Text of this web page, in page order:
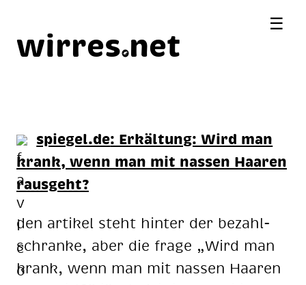
wirres net
spiegel.de: Erkältung: Wird man
krank, wenn man mit nassen Haaren
rausgeht?
den artikel steht hinter der be­zahl­
schran­ke, aber die frage „Wird man
krank, wenn man mit nassen Haaren
☰